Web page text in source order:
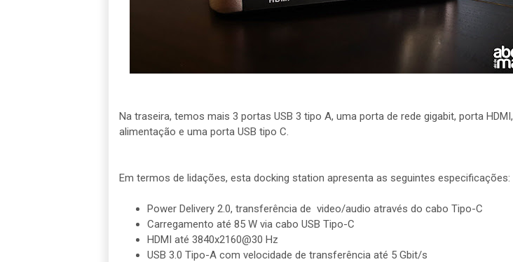
Na traseira, temos mais 3 portas USB 3 tipo A, uma porta de rede gigabit, porta HDMI,
alimentação e uma porta USB tipo C.
Em termos de lidações, esta docking station apresenta as seguintes especificações:
Power Delivery 2.0, transferência de video/audio através do cabo Tipo-C
Carregamento até 85 W via cabo USB Tipo-C
HDMI até 3840x2160@30 Hz
USB 3.0 Tipo-A com velocidade de transferência até 5 Gbit/s